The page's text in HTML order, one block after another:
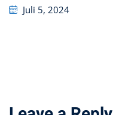
Posted
Juli 5, 2024